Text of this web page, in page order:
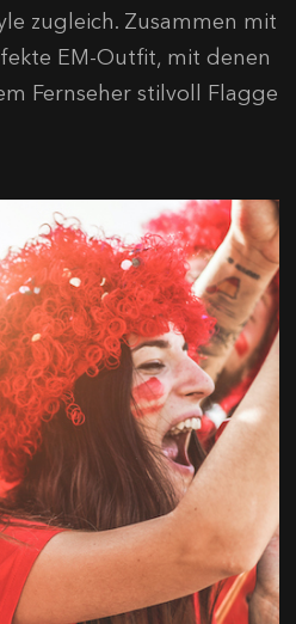
zugleich. Zusammen mit
EM-Outfit, mit denen
Fernseher stilvoll Flagge